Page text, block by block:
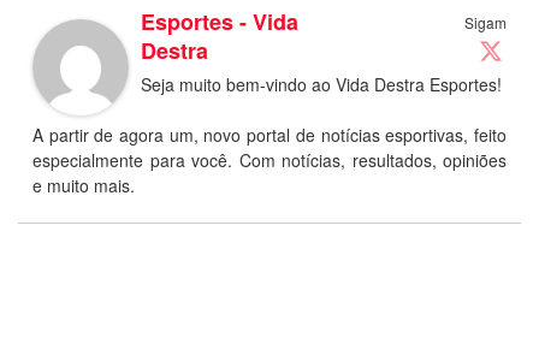
Sigam
Esportes - Vida
Destra
Seja muito bem-vindo ao Vida Destra Esportes!
A partir de agora um, novo portal de notícias esportivas, feito
especialmente para você. Com notícias, resultados, opiniões
e muito mais.